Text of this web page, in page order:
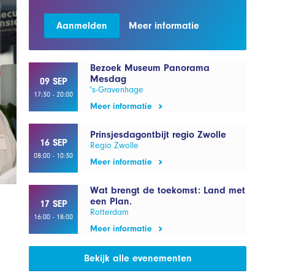
Aanmelden Meer informatie
09 SEP
17:30 - 20:00
Bezoek Museum Panorama
Mesdag
's-Gravenhage
Meer informatie
16 SEP
08:00 - 10:30
Prinsjesdagontbijt regio Zwolle
Regio Zwolle
Meer informatie
17 SEP
16:00 - 18:00
Wat brengt de toekomst: Land met
een Plan.
Rotterdam
Meer informatie
Bekijk alle evenementen